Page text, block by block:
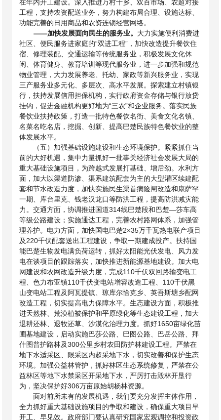
在年内开工建设。深入推进万村千乡、双百市场、农超对接
工程，支持农资配送业务，努力构建布局合理、设施达标、
功能完善的日用商品和农资连锁经营网络。
——加快发展面向民生的服务业。 大力实施便利消费进
社区、便民服务进家庭的“双进工程”，加快改造提升餐饮住
宿、修理装配、交通运输等传统服务业，积极发展文化休
闲、体育健身、教育培训等现代服务业，进一步加强和规范
物业管理，大力发展养老、托幼、家政等新兴服务业，实现
三产服务业多元化、多层次、高水平发展。探索建立村镇银
行，扶持发展信用担保机构，实行政府资金存储与银行放贷
挂钩，促进金融机构更好地为“三农”和企业服务。落实民族
餐饮业扶持政策，打造一批特色餐饮名街、美食文化名镇、
名菜名吃名店，挖掘、创新、提高巴楚民族特色餐饮业的整
体发展水平。
（五）加强基础设施建设和生态环境保护。紧紧抓住当
前的大好机遇，集中力量抓好一批事关经济社会发展大局的
重大基础设施项目，为跨越式发展打基础、增后劲。水利方
面，加大以渠道防渗、渠系建筑配套为主的大型灌区续建配
套和节水改造力度，加快实施民生渠首病险闸改造和康萨罕
一期、库台里克、钱老汉龙口等防洪工程，提高防洪减灾能
力。交通方面，协调推进国道314线巴楚段和巴楚—莎车高
等级公路建设；实施通达工程，完善农村路网体系，加强管
理养护。电力方面，加快国电巴楚2×35万千瓦热电联产项目
及220千伏配套送出工程建设，争取一期建成投产。扶持国
能巴楚生物发电满负荷运转，抓好太阳能光伏发电、风力发
电在谈项目的跟踪落实，加快推进新能源基地建设。加大电
网建设和农网改造升级力度，完成110千伏双回路输变电工
程、色力布亚镇110千伏变电站增容改造工程、110千伏黑
山变电站工程及阿瓦提镇、琼库尔恰克乡、英吾斯塘乡配网
改造工程，切实提高电力保障水平。生态建设方面，积极推
进天然林、荒漠植被保护和平原绿化等生态建设工程，加大
退耕还林、退牧还草、沙漠化治理力度。抓好1650亩绿化苗
圃基地建设，启动实施巴莎公路、巴图公路、巴岳公路、拜
什图普护路林及300公里乡村农田防护林建设工程。严禁在
地下水适采区、限采区内超采地下水，切实改善和保护生态
环境。加强公益林管护，抓好林区生态系统修复，严禁在公
益林区等地下水禁采区开采地下水，严厉打击毁林开垦行
为，坚决保护好306万亩原始胡杨林资源。
面对前所未有的发展机遇，我们要充分发挥主体作用，
全力抓好重大基础设施项目的争取和建设，确保重大项目早
开工、早见效。政府部门要认真研究国家宏观调控和投资政